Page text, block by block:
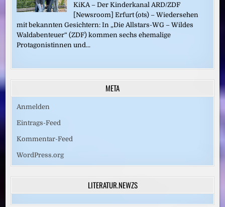
KiKA – Der Kinderkanal ARD/ZDF
[Newsroom] Erfurt (ots) – Wiedersehen
mit bekannten Gesichtern: In „Die Allstars-WG – Wildes
Waldabenteuer“ (ZDF) kommen sechs ehemalige
Protagonistinnen und...
META
Anmelden
Eintrags-Feed
Kommentar-Feed
WordPress.org
LITERATUR.NEWZS